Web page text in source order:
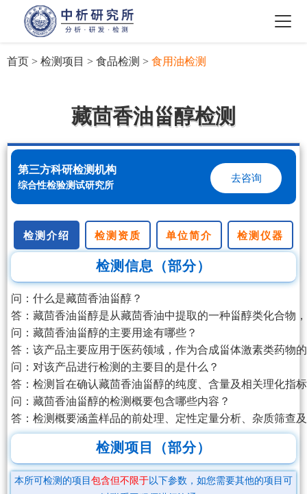
首页 > 检测项目 > 食品检测 > 食用油检测
藏茴香油甾醇检测
第三方科研检测机构
综合性检验测试研究所
去咨询
检测介绍 检测资质 单位简介 检测仪器
检测信息（部分）
问：什么是藏茴香油甾醇？
答：藏茴香油甾醇是从藏茴香油中提取的一种甾醇类化合物
问：藏茴香油甾醇的主要用途有哪些？
答：该产品主要应用于医药领域，作为合成甾体激素类药物
问：对该产品进行检测的主要目的是什么？
答：检测旨在确认藏茴香油甾醇的纯度、含量及相关理化指
问：藏茴香油甾醇的检测概要包含哪些内容？
答：检测概要涵盖样品的前处理、定性定量分析、杂质筛查
检测项目（部分）
本所可检测的项目 包含但不限于以下参数，如您需要其他的项目可